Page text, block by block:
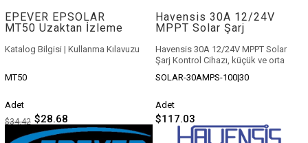
EPEVER EPSOLAR
MT50 Uzaktan İzleme
Katalog Bilgisi | Kullanma Kılavuzu
MT50
Adet
$28.68
$34.42
Havensis 30A 12/24V
MPPT Solar Şarj
Havensis 30A 12/24V MPPT Solar
Şarj Kontrol Cihazı , küçük ve orta
yüksek verimlilik sunan,
çıkan güvenilir bir çözümdür. MPPT
teknolojisiyle daha fazla enerji
kazanımı sağlayarak sistem
verimliliğini artırır.
SOLAR-30AMPS-100|30
Adet
$117.03